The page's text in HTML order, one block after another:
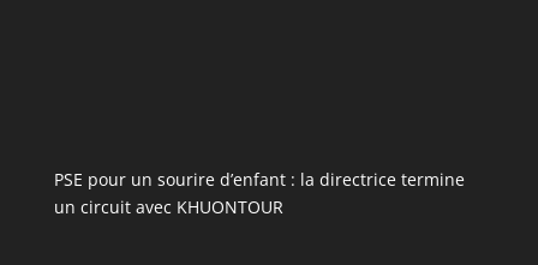
PSE pour un sourire d’enfant : la directrice termine
un circuit avec KHUONTOUR